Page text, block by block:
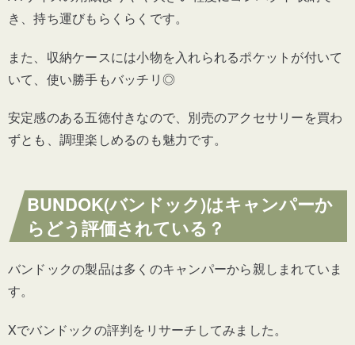
き、持ち運びもらくらくです。
また、収納ケースには小物を入れられるポケットが付いて
いて、使い勝手もバッチリ◎
安定感のある五徳付きなので、別売のアクセサリーを買わ
ずとも、調理楽しめるのも魅力です。
BUNDOK(バンドック)はキャンパーか
らどう評価されている？
バンドックの製品は多くのキャンパーから親しまれていま
す。
Xでバンドックの評判をリサーチしてみました。